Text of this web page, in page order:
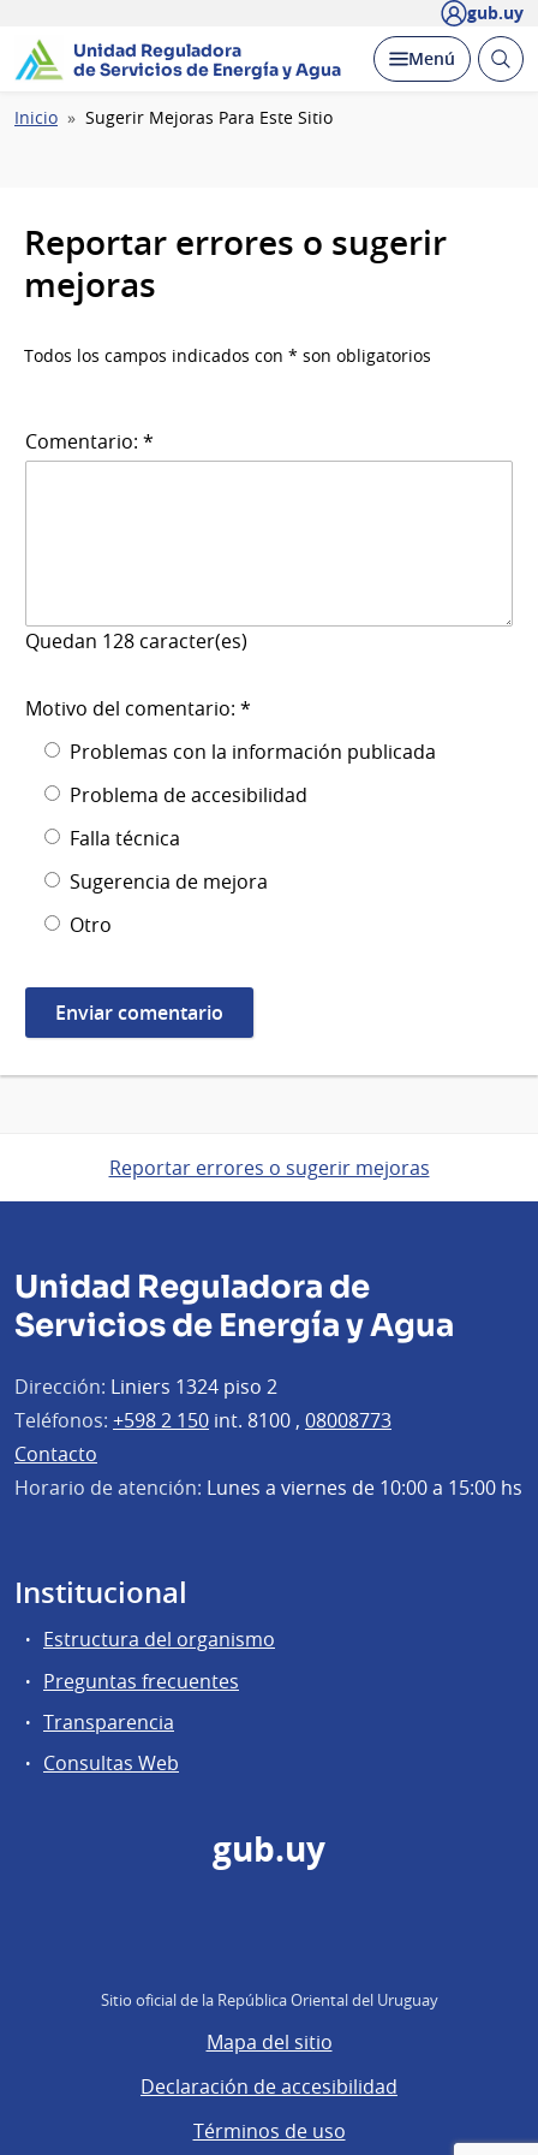
gub.uy
Unidad Reguladora
de Servicios de Energía y Agua
Desplegar
Menú Abrir
Ruta
Inicio Sugerir Mejoras Para Este Sitio
Reportar errores o sugerir
mejoras
Todos los campos indicados con * son obligatorios
Comentario: *
Quedan 128 caracter(es)
Motivo del comentario: *
Problemas con la información publicada
Problema de accesibilidad
Falla técnica
Sugerencia de mejora
Otro
Reportar errores o sugerir mejoras
Unidad Reguladora de
Servicios de Energía y Agua
Dirección: Liniers 1324 piso 2
Teléfonos: +598 2 150 int. 8100 , 08008773
Contacto
Horario de atención: Lunes a viernes de 10:00 a 15:00 hs
Institucional
Estructura del organismo
Preguntas frecuentes
Transparencia
Consultas Web
gub.uy
Sitio oficial de la República Oriental del Uruguay
Mapa del sitio
Declaración de accesibilidad
Términos de uso